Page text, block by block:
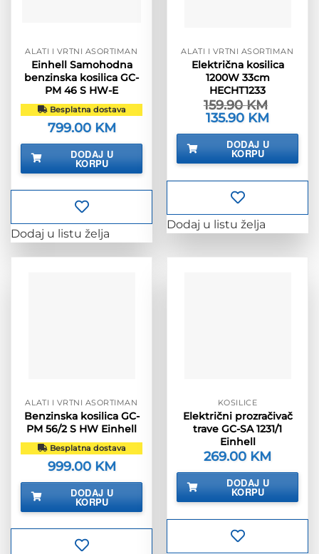
ALATI I VRTNI ASORTIMAN
Einhell Samohodna
benzinska kosilica GC-
PM 46 S HW-E
Besplatna dostava
799.00 KM
DODAJ U
KORPU
Dodaj u listu želja
ALATI I VRTNI ASORTIMAN
Električna kosilica
1200W 33cm
HECHT1233
159.90KM
Izvorna
cijena
bila
159.90 KM.
135.90 KM
je:
DODAJ U
KORPU
Dodaj u listu želja
ALATI I VRTNI ASORTIMAN
Benzinska kosilica GC-
PM 56/2 S HW Einhell
Besplatna dostava
999.00 KM
DODAJ U
KORPU
KOSILICE
Električni prozračivač
trave GC-SA 1231/1
Einhell
269.00 KM
DODAJ U
KORPU